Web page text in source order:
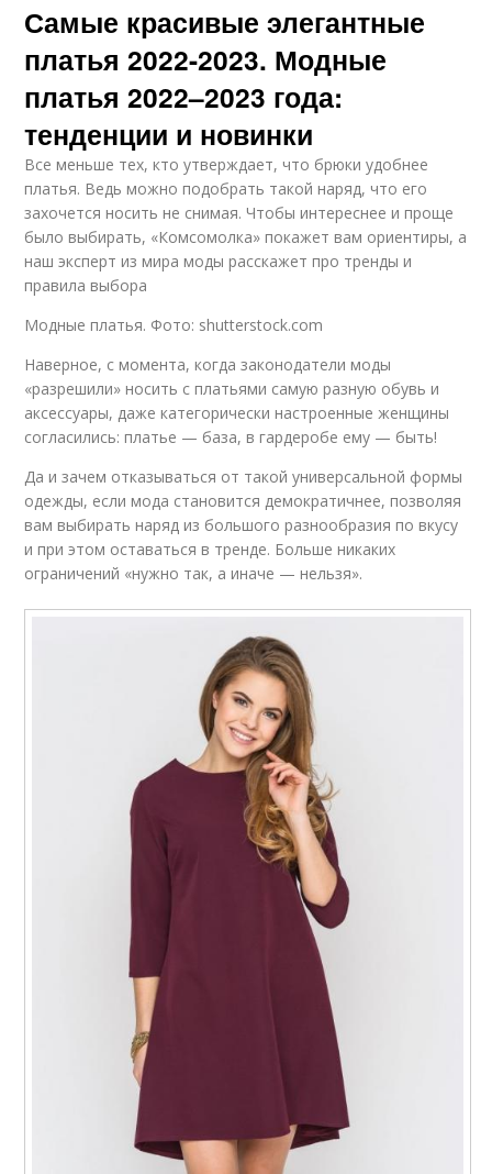
Самые красивые элегантные
платья 2022-2023. Модные
платья 2022–2023 года:
тенденции и новинки
Все меньше тех, кто утверждает, что брюки удобнее
платья. Ведь можно подобрать такой наряд, что его
захочется носить не снимая. Чтобы интереснее и проще
было выбирать, «Комсомолка» покажет вам ориентиры, а
наш эксперт из мира моды расскажет про тренды и
правила выбора
Модные платья. Фото: shutterstock.com
Наверное, с момента, когда законодатели моды
«разрешили» носить с платьями самую разную обувь и
аксессуары, даже категорически настроенные женщины
согласились: платье — база, в гардеробе ему — быть!
Да и зачем отказываться от такой универсальной формы
одежды, если мода становится демократичнее, позволяя
вам выбирать наряд из большого разнообразия по вкусу
и при этом оставаться в тренде. Больше никаких
ограничений «нужно так, а иначе — нельзя».